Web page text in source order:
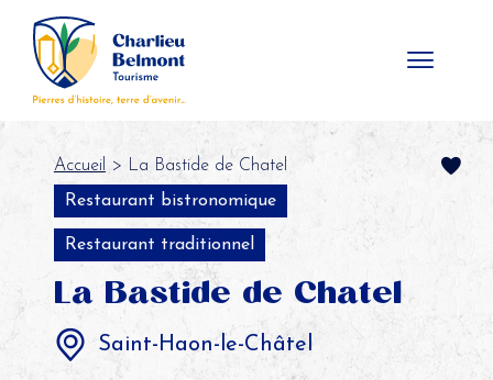
Accueil
> La Bastide de Chatel
Restaurant bistronomique
Restaurant traditionnel
La Bastide de Chatel
Saint-Haon-le-Châtel
Panneau de gestion des cookies